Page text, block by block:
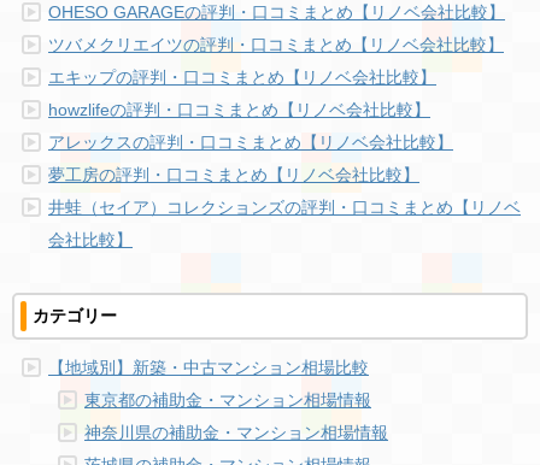
OHESO GARAGEの評判・口コミまとめ【リノベ会社比較】
ツバメクリエイツの評判・口コミまとめ【リノベ会社比較】
エキップの評判・口コミまとめ【リノベ会社比較】
howzlifeの評判・口コミまとめ【リノベ会社比較】
アレックスの評判・口コミまとめ【リノベ会社比較】
夢工房の評判・口コミまとめ【リノベ会社比較】
井蛙（セイア）コレクションズの評判・口コミまとめ【リノベ
会社比較】
カテゴリー
【地域別】新築・中古マンション相場比較
東京都の補助金・マンション相場情報
神奈川県の補助金・マンション相場情報